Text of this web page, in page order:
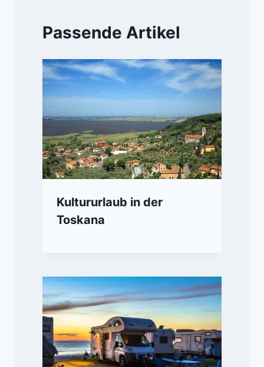
Passende Artikel
Kultururlaub in der
Toskana